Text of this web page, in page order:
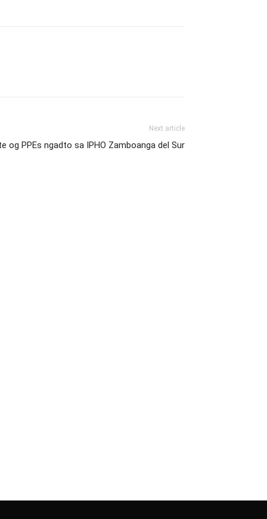
Next article
og PPEs ngadto sa IPHO Zamboanga del Sur